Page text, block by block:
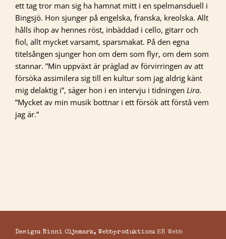
ett tag tror man sig ha hamnat mitt i en spelmansduell i
Bingsjö. Hon sjunger på engelska, franska, kreolska. Allt
hålls ihop av hennes röst, inbäddad i cello, gitarr och
fiol, allt mycket varsamt, sparsmakat. På den egna
titelsången sjunger hon om dem som flyr, om dem som
stannar. ”Min uppväxt är präglad av förvirringen av att
försöka assimilera sig till en kultur som jag aldrig känt
mig delaktig i”, säger hon i en intervju i tidningen Lira.
”Mycket av min musik bottnar i ett försök att förstå vem
jag är.”
Design: Ninni Oljemark, Webbproduktion: ER Webb